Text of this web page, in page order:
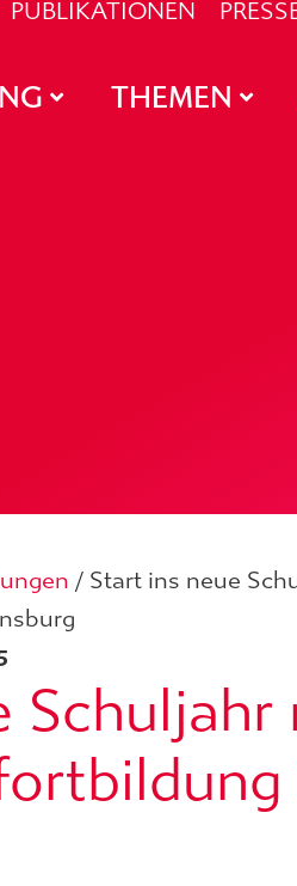
PUBLIKATIONEN
THEMEN
/ Start ins neue
Schuljahr